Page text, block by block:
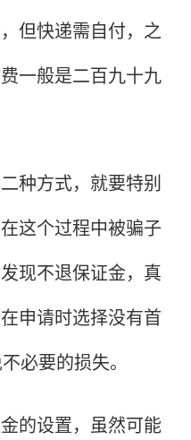
但快递需自付，之
一般是二百九十九
种方式，就要特别
这个过程中被骗子
现不退保证金，真
申请时选择没有首
必要的损失。
的设置，虽然可能